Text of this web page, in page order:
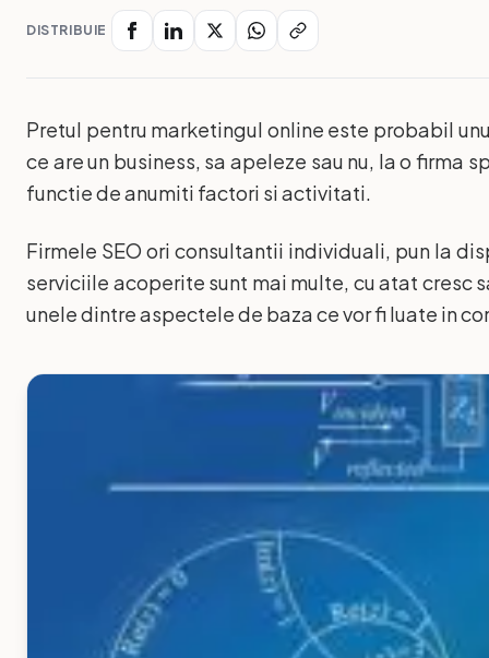
DISTRIBUIE
Pretul pentru marketingul online este probabil
ce are un business, sa apeleze sau nu, la o
functie de anumiti factori si activitati.
Firmele SEO ori consultantii individuali, pun la
serviciile acoperite sunt mai multe, cu atat cresc
unele dintre aspectele de baza ce vor fi luate in